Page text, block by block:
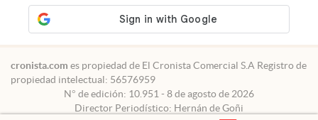
Privacidad
Consentimiento
Tel:+54 11 7078-3270
cronista.com es propiedad de El Cronista Comercial S.A Registro de
propiedad intelectual: 56576959
N° de edición: 10.951 - 8 de agosto de 2026
Director Periodístico: Hernán de Goñi